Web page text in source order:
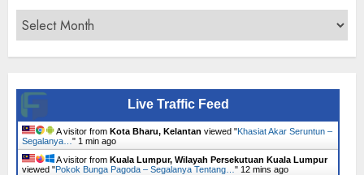
Archives
Live Traffic Feed
A visitor from Kota Bharu, Kelantan viewed "Khasiat Akar Seruntun –
Segalanya… " 1 min ago
A visitor from Kuala Lumpur, Wilayah Persekutuan Kuala Lumpur
viewed "Pokok Bunga Pagoda – Segalanya Tentang… " 12 mins ago